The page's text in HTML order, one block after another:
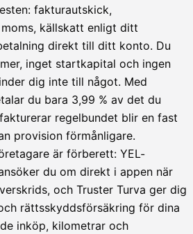
fakturautskick,
källskatt enligt ditt
direkt till ditt konto. Du
inget startkapital och ingen
dig inte till något. Med
du bara 3,99 % av det du
regelbundet blir en fast
provision förmånligare.
är förberett: YEL-
du om direkt i appen när
och Truster Turva ger dig
rättsskyddsförsäkring för dina
inköp, kilometrar och